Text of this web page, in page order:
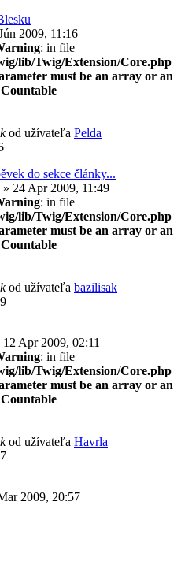
2009, 11:16
: in file
lib/Twig/Extension/Core.php
must be an array or an
od užívateľa Pelda
do sekce články...
» 24 Apr 2009, 11:49
: in file
lib/Twig/Extension/Core.php
must be an array or an
od užívateľa bazilisak
12 Apr 2009, 02:11
: in file
lib/Twig/Extension/Core.php
must be an array or an
od užívateľa Havrla
2009, 20:57